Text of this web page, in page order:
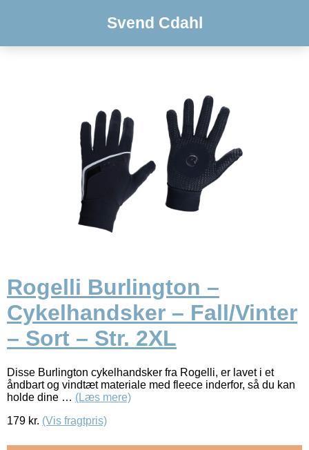
Svend Cdahl
Rogelli Burlington –
Cykelhandsker – Fall/Vinter
– Sort – Str. 2XL
Disse Burlington cykelhandsker fra Rogelli, er lavet i et
åndbart og vindtæt materiale med fleece inderfor, så du kan
holde dine … (Læs mere)
179 kr. (Vis fragtpris)